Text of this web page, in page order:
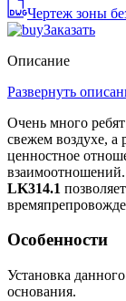
Чертеж зоны
Заказать
Описание
Развернуть
Очень много
свежем воздухе, а
ценностное
взаимоотношений.
LK314.1
Особенности
Установка
основания.